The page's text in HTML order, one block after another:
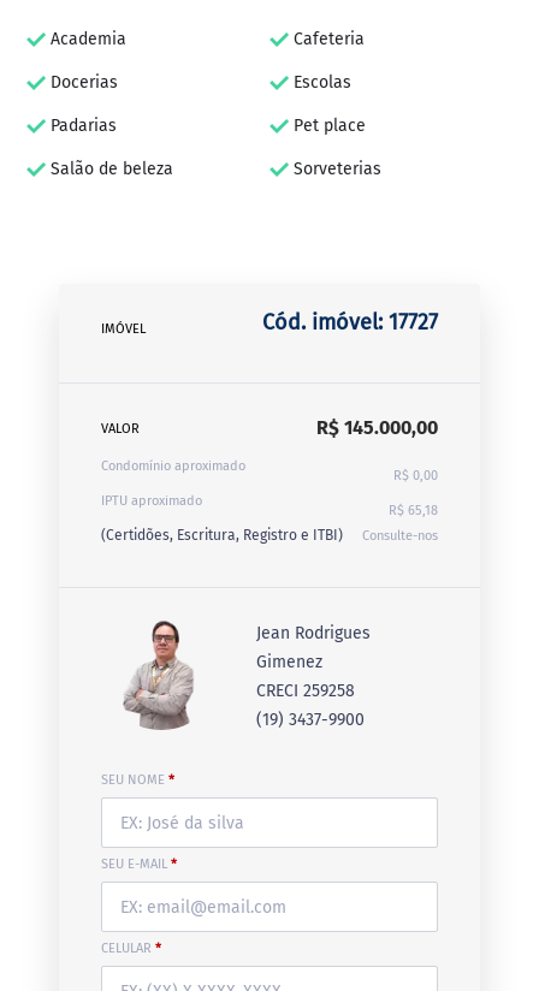
Academia Cafeteria
Docerias Escolas
Padarias Pet place
Salão de beleza Sorveterias
IMÓVEL Cód. imóvel: 17727
VALOR R$ 145.000,00
Condomínio aproximado
R$ 0,00
IPTU aproximado
R$ 65,18
(Certidões, Escritura, Registro e ITBI) Consulte-nos
Jean Rodrigues
Gimenez
CRECI 259258
(19) 3437-9900
SEU NOME *
SEU E-MAIL *
CELULAR *